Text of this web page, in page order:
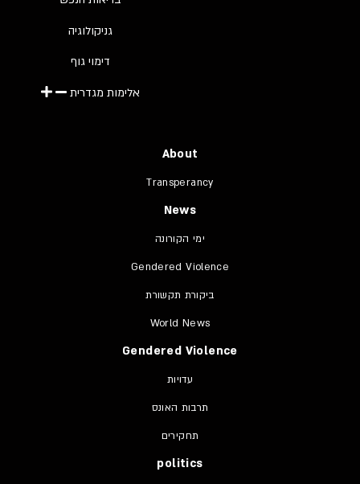
גניקולוגיה
דימוי גוף
אלימות מגדרית
About
Transperancy
News
ימי הקורונה
Gendered Violence
ביקורת תקשורת
World News
Gendered Violence
עדויות
תרבות האונס
תחקירים
politics